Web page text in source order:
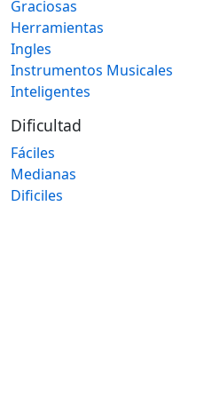
Graciosas
Herramientas
Ingles
Instrumentos Musicales
Inteligentes
Dificultad
Fáciles
Medianas
Dificiles